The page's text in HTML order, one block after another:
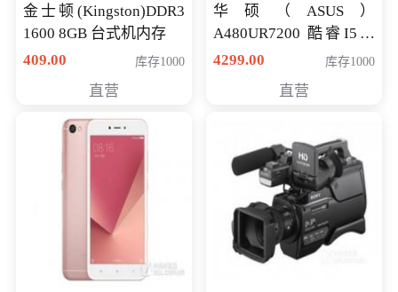
金士顿(Kingston)DDR3
1600 8GB 台式机内存
409.00
库存1000
直营
华硕（ASUS）
A480UR7200 酷睿I5超
薄学生办公游戏独显笔
NV930-2G独
4299.00 库存1000
直营